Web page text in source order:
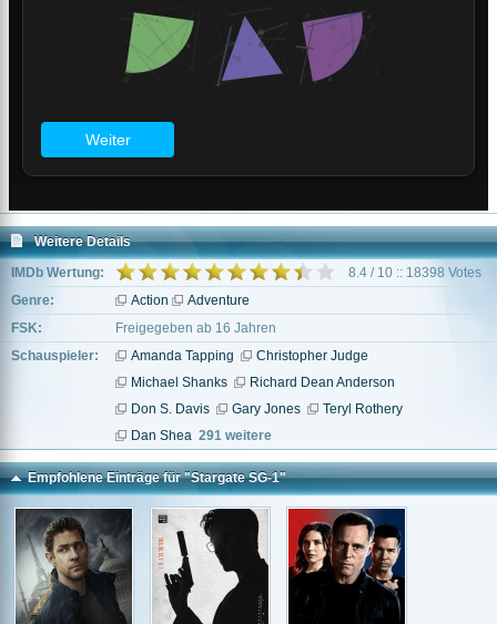
Weitere Details
IMDb Wertung:
8.4 / 10 :: 18398 Votes
Genre:
Action
Adventure
FSK:
Freigegeben ab 16 Jahren
Schauspieler:
Amanda Tapping
Christopher Judge
Michael Shanks
Richard Dean Anderson
Don S. Davis
Gary Jones
Teryl Rothery
Dan Shea 291 weitere
Empfohlene Einträge für "Stargate SG-1"